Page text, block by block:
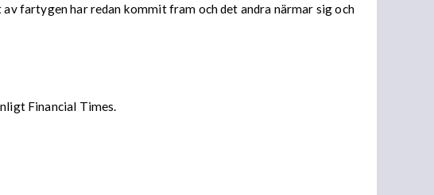
fartygen har redan kommit fram och det andra närmar sig och
Financial Times.